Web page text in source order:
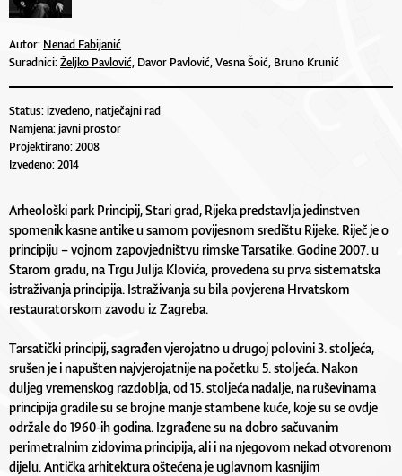
Autor: Nenad Fabijanić
Suradnici:Željko Pavlović, Davor Pavlović, Vesna Šoić, Bruno Krunić
Status: izvedeno, natječajni rad
Namjena: javni prostor
Projektirano: 2008
Izvedeno: 2014
Arheološki park Principij, Stari grad, Rijeka predstavlja jedinstven
spomenik kasne antike u samom povijesnom središtu Rijeke. Riječ je o
principiju – vojnom zapovjedništvu rimske Tarsatike. Godine 2007. u
Starom gradu, na Trgu Julija Klovića, provedena su prva sistematska
istraživanja principija. Istraživanja su bila povjerena Hrvatskom
restauratorskom zavodu iz Zagreba.
Tarsatički principij, sagrađen vjerojatno u drugoj polovini 3. stoljeća,
srušen je i napušten najvjerojatnije na početku 5. stoljeća. Nakon
duljeg vremenskog razdoblja, od 15. stoljeća nadalje, na ruševinama
principija gradile su se brojne manje stambene kuće, koje su se ovdje
održale do 1960-ih godina. Izgrađene su na dobro sačuvanim
perimetralnim zidovima principija, ali i na njegovom nekad otvorenom
dijelu. Antička arhitektura oštećena je uglavnom kasnijim